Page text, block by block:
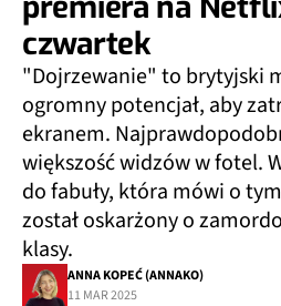
czwartek
"Dojrzewanie" to brytyjski
ogromny potencjał, aby
ekranem.
większość widzów w fotel.
do fabuły, która mówi o
został oskarżony o
klasy.
ANNA KOPEĆ (ANNAKO)
11 MAR 2025